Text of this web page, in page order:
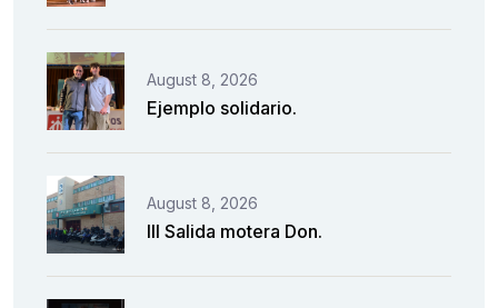
August 8, 2026
Ejemplo solidario.
August 8, 2026
III Salida motera Don.